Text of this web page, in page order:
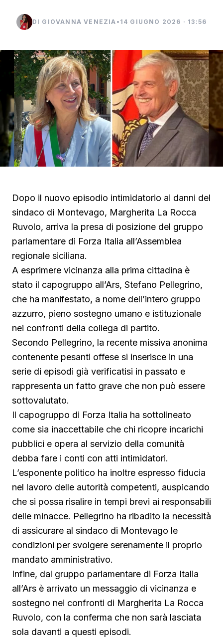
DI GIOVANNA VENEZIA • 14 GIUGNO 2026 · 13:56
Dopo il nuovo episodio intimidatorio ai danni del
sindaco di Montevago, Margherita La Rocca
Ruvolo, arriva la presa di posizione del gruppo
parlamentare di Forza Italia all’Assemblea
regionale siciliana.
A esprimere vicinanza alla prima cittadina è
stato il capogruppo all’Ars, Stefano Pellegrino,
che ha manifestato, a nome dell’intero gruppo
azzurro, pieno sostegno umano e istituzionale
nei confronti della collega di partito.
Secondo Pellegrino, la recente missiva anonima
contenente pesanti offese si inserisce in una
serie di episodi già verificatisi in passato e
rappresenta un fatto grave che non può essere
sottovalutato.
Il capogruppo di Forza Italia ha sottolineato
come sia inaccettabile che chi ricopre incarichi
pubblici e opera al servizio della comunità
debba fare i conti con atti intimidatori.
L’esponente politico ha inoltre espresso fiducia
nel lavoro delle autorità competenti, auspicando
che si possa risalire in tempi brevi ai responsabili
delle minacce. Pellegrino ha ribadito la necessità
di assicurare al sindaco di Montevago le
condizioni per svolgere serenamente il proprio
mandato amministrativo.
Infine, dal gruppo parlamentare di Forza Italia
all’Ars è arrivato un messaggio di vicinanza e
sostegno nei confronti di Margherita La Rocca
Ruvolo, con la conferma che non sarà lasciata
sola davanti a questi episodi.